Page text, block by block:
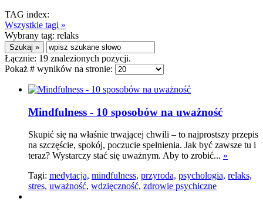
TAG index:
Wszystkie tagi »
Wybrany tag: relaks
Łącznie: 19 znalezionych pozycji.
Pokaż # wyników na stronie:
Mindfulness - 10 sposobów na uważność
Skupić się na właśnie trwającej chwili – to najprostszy przepis
na szczęście, spokój, poczucie spełnienia. Jak być zawsze tu i
teraz? Wystarczy stać się uważnym. Aby to zrobić... »
Tagi: medytacja, mindfulness, przyroda, psychologia, relaks,
stres, uważność, wdzięczność, zdrowie psychiczne